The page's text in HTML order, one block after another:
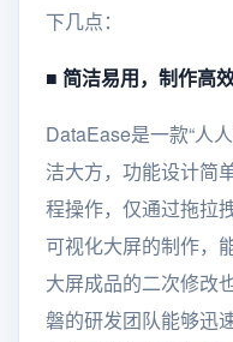
下几点：
■ 简洁易用，制作高
DataEase是一款“人
洁大方，功能设计简
程操作，仅通过拖拉
可视化大屏的制作，
大屏成品的二次修改
磐的研发团队能够迅